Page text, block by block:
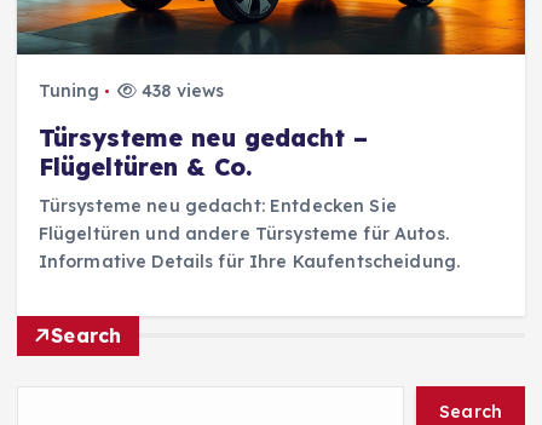
Tuning 438 views
Türsysteme neu gedacht –
Flügeltüren & Co.
Türsysteme neu gedacht: Entdecken Sie
Flügeltüren und andere Türsysteme für Autos.
Informative Details für Ihre Kaufentscheidung.
Search
Search